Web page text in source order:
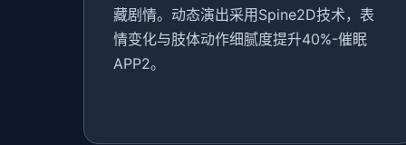
藏剧情。动态演出采用Spine2D技术，表
情变化与肢体动作细腻度提升40%-催眠
APP2。